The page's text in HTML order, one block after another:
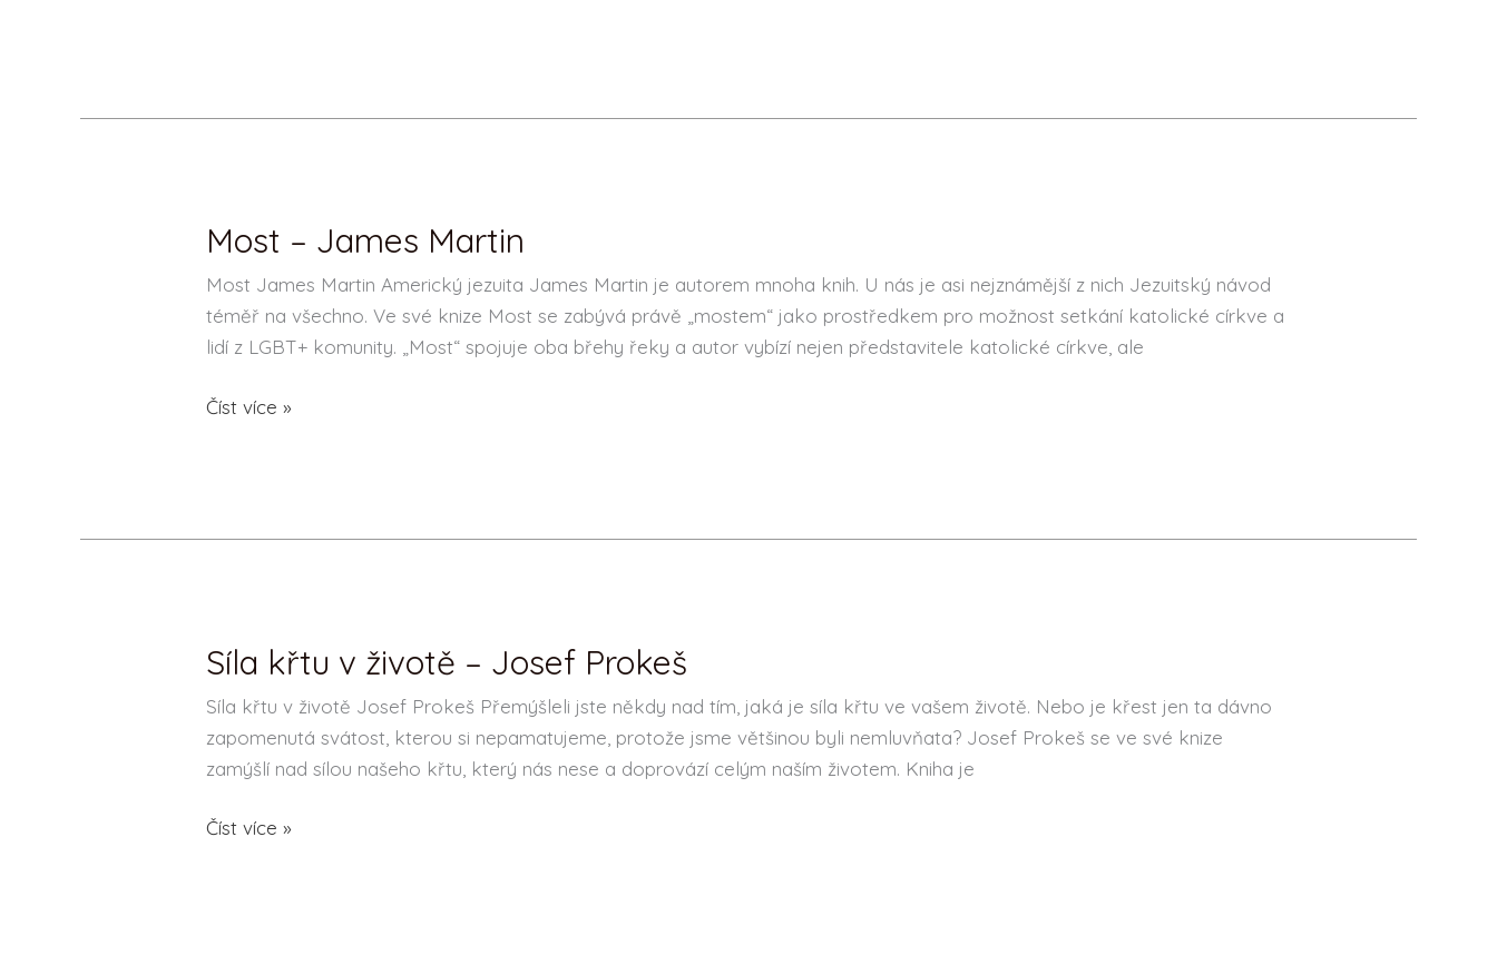
Most – James Martin
Most James Martin Americký jezuita James Martin je autorem mnoha knih. U nás je asi nejznámější z nich Jezuitský návod
téměř na všechno. Ve své knize Most se zabývá právě „mostem“ jako prostředkem pro možnost setkání katolické církve a
lidí z LGBT+ komunity. „Most“ spojuje oba břehy řeky a autor vybízí nejen představitele katolické církve, ale
Most
James
Martin
Číst více »
Síla křtu v životě – Josef Prokeš
Síla křtu v životě Josef Prokeš Přemýšleli jste někdy nad tím, jaká je síla křtu ve vašem životě. Nebo je křest jen ta dávno
zapomenutá svátost, kterou si nepamatujeme, protože jsme většinou byli nemluvňata? Josef Prokeš se ve své knize
zamýšlí nad sílou našeho křtu, který nás nese a doprovází celým naším životem. Kniha je
Síla
v
životě
–
Prokeš
Číst více »